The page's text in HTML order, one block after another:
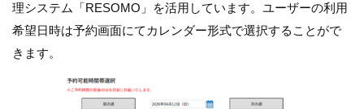
理システム「RESOMO」を活用しています。ユーザーの利用
希望日時は予約画面にてカレンダー形式で選択することがで
きます。